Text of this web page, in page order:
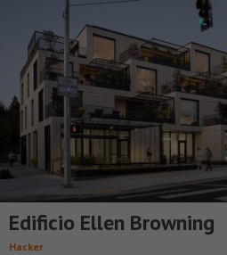
Edificio Ellen Browning
Hacker